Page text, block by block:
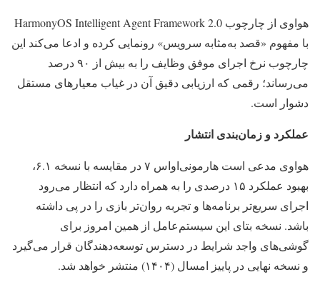
هواوی از چارچوب HarmonyOS Intelligent Agent Framework 2.0
با مفهوم «قصد به‌مثابه سرویس» رونمایی کرده و ادعا می‌کند این
چارچوب نرخ اجرای موفق وظایف را به بیش از ۹۰ درصد
می‌رساند؛ رقمی که ارزیابی دقیق آن در غیاب معیارهای مستقل
دشوار است.
عملکرد و زمان‌بندی انتشار
هواوی مدعی است هارمونی‌اواس ۷ در مقایسه با نسخه ۶.۱،
بهبود عملکرد ۱۵ درصدی را به همراه دارد که انتظار می‌رود
اجرای سریع‌تر برنامه‌ها و تجربه روان‌تر بازی را در پی داشته
باشد. نسخه بتای این سیستم‌عامل از همین امروز برای
گوشی‌های واجد شرایط در دسترس توسعه‌دهندگان قرار می‌گیرد
و نسخه نهایی در پاییز امسال (۱۴۰۴) منتشر خواهد شد.